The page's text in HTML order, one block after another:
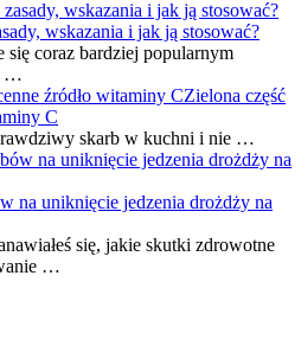
wskazania i jak ją stosować?
się coraz bardziej popularnym
…
Zielona część
C
skarb w kuchni i nie …
na uniknięcie jedzenia drożdży na
się, jakie skutki zdrowotne
…